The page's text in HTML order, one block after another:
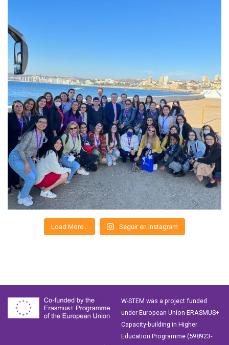
Load More… Seguir en Instagram
W-STEM was a project funded
under European Union ERASMUS+
Capacity-building in Higher
Education Programme (598923-